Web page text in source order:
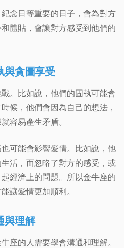
念日等重要的日子，會為對方
體貼，會讓對方感受到他們的
與貪圖享受
。比如說，他們的固執可能會
候，他們會因為自己的想法，
容易產生矛盾。
可能會影響愛情。比如說，他
活，而忽略了對方的感受，或
經濟上的問題。所以金牛座的
讓愛情更加順利。
與理解
座的人需要學會溝通和理解。